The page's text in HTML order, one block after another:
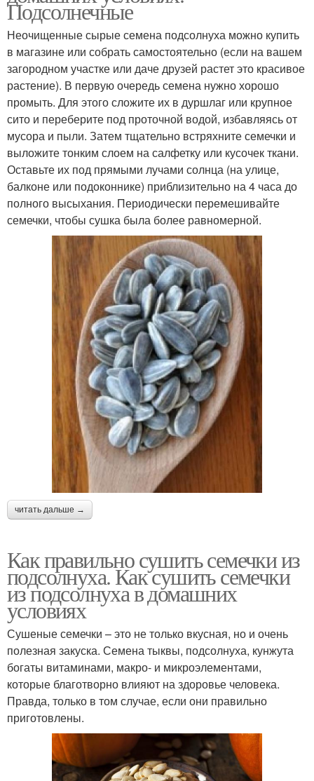
Подсолнечные
Неочищенные сырые семена подсолнуха можно купить
в магазине или собрать самостоятельно (если на вашем
загородном участке или даче друзей растет это красивое
растение). В первую очередь семена нужно хорошо
промыть. Для этого сложите их в дуршлаг или крупное
сито и переберите под проточной водой, избавляясь от
мусора и пыли. Затем тщательно встряхните семечки и
выложите тонким слоем на салфетку или кусочек ткани.
Оставьте их под прямыми лучами солнца (на улице,
балконе или подоконнике) приблизительно на 4 часа до
полного высыхания. Периодически перемешивайте
семечки, чтобы сушка была более равномерной.
читать дальше →
Как правильно сушить семечки из
подсолнуха. Как сушить семечки
из подсолнуха в домашних
условиях
Сушеные семечки – это не только вкусная, но и очень
полезная закуска. Семена тыквы, подсолнуха, кунжута
богаты витаминами, макро- и микроэлементами,
которые благотворно влияют на здоровье человека.
Правда, только в том случае, если они правильно
приготовлены.